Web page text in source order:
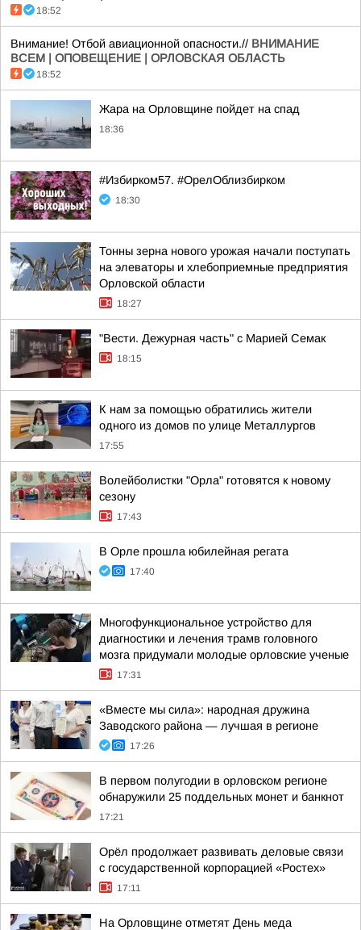
18:52
Внимание! Отбой авиационной опасности.// ВНИМАНИЕ
ВСЕМ | ОПОВЕЩЕНИЕ | ОРЛОВСКАЯ ОБЛАСТЬ
18:52
Жара на Орловщине пойдет на спад
18:36
#Избирком57. #ОрелОблизбирком
18:30
Тонны зерна нового урожая начали поступать
на элеваторы и хлебоприемные предприятия
Орловской области
18:27
"Вести. Дежурная часть" с Марией Семак
18:15
К нам за помощью обратились жители
одного из домов по улице Металлургов
17:55
Волейболистки "Орла" готовятся к новому
сезону
17:43
В Орле прошла юбилейная регата
17:40
Многофункциональное устройство для
диагностики и лечения трамв головного
мозга придумали молодые орловские ученые
17:31
«Вместе мы сила»: народная дружина
Заводского района — лучшая в регионе
17:26
В первом полугодии в орловском регионе
обнаружили 25 поддельных монет и банкнот
17:21
Орёл продолжает развивать деловые связи
с государственной корпорацией «Ростех»
17:11
На Орловщине отметят День меда